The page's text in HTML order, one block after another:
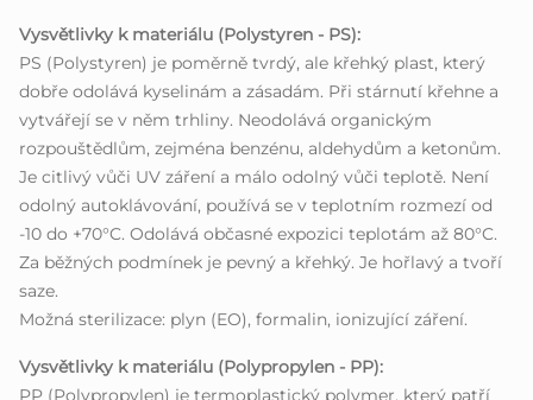
Vysvětlivky k materiálu (Polystyren - PS):
PS (Polystyren) je poměrně tvrdý, ale křehký plast, který
dobře odolává kyselinám a zásadám. Při stárnutí křehne a
vytvářejí se v něm trhliny. Neodolává organickým
rozpouštědlům, zejména benzénu, aldehydům a ketonům.
Je citlivý vůči UV záření a málo odolný vůči teplotě. Není
odolný autoklávování, používá se v teplotním rozmezí od
-10 do +70°C. Odolává občasné expozici teplotám až 80°C.
Za běžných podmínek je pevný a křehký. Je hořlavý a tvoří
saze.
Možná sterilizace: plyn (EO), formalin, ionizující záření.
Vysvětlivky k materiálu (Polypropylen - PP):
PP (Polypropylen) je termoplastický polymer, který patří